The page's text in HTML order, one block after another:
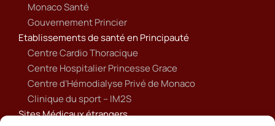
Monaco Santé
Gouvernement Princier
Etablissements de santé en Principauté
Centre Cardio Thoracique
Centre Hospitalier Princesse Grace
Centre d’Hémodialyse Privé de Monaco
Clinique du sport – IM2S
Sites Médicaux étrangers